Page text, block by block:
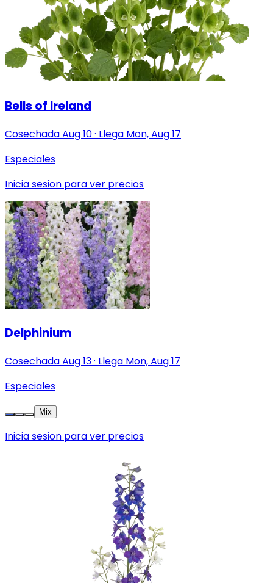
Bells of Ireland
CosechadaAug 10· Llega Mon, Aug 17
Especiales
Inicia sesion para ver precios
Delphinium
CosechadaAug 13· Llega Mon, Aug 17
Especiales
Mix
Inicia sesion para ver precios